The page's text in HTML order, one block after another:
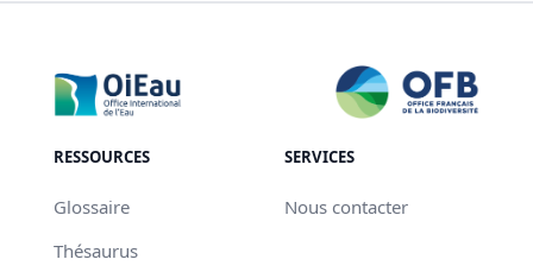
RESSOURCES
Glossaire
Thésaurus
SERVICES
Nous contacter